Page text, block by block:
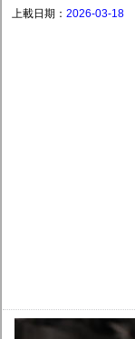
上載日期： 2026-03-18